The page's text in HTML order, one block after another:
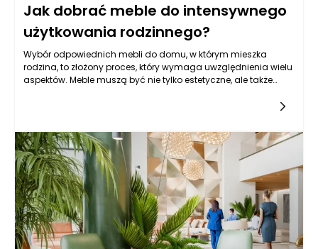
Jak dobrać meble do intensywnego
użytkowania rodzinnego?
Wybór odpowiednich mebli do domu, w którym mieszka
rodzina, to złożony proces, który wymaga uwzględnienia wielu
aspektów. Meble muszą być nie tylko estetyczne, ale także
wyzwaniom, jakimi są intensywne użytkowanie i różnorodne
konkretne rozwiązania, warto zrozumieć, jakie cechy powinny
charakteryzować meble, które będą służyły przez długie lata w
pełni spełniając swoje zadanie.